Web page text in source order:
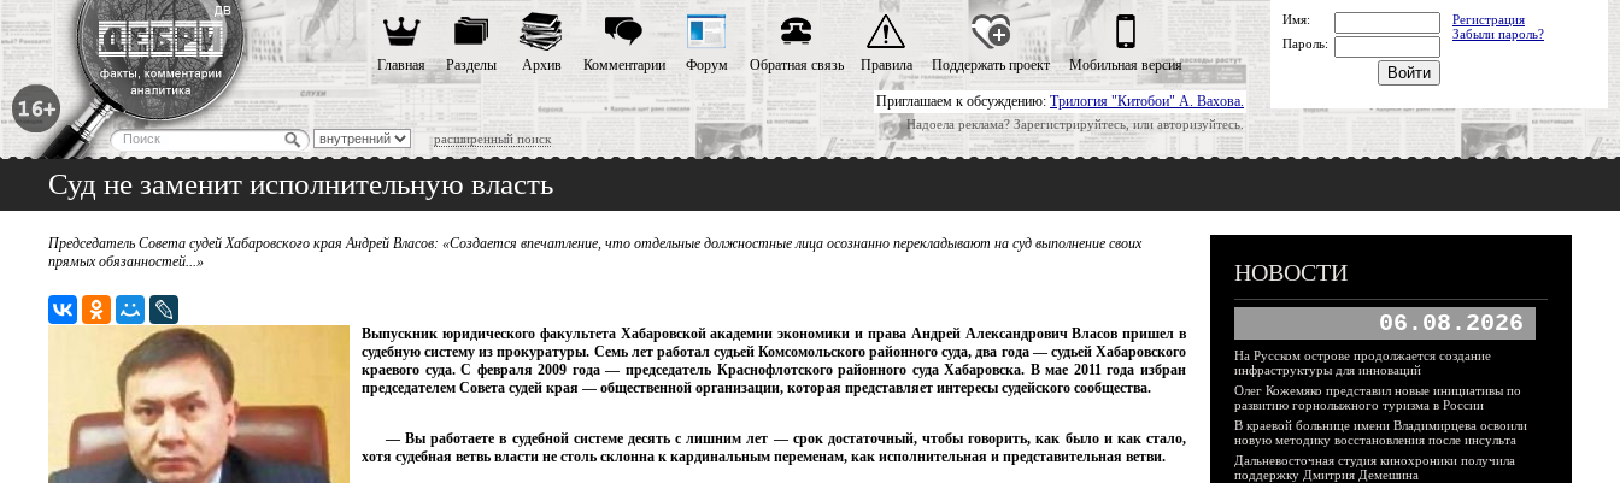
Приглашаем к обсуждению: Трилогия "Китобои" А. Вахова.
Надоела реклама? Зарегистрируйтесь, или авторизуйтесь.
расширенный поиск
Главная Разделы Архив Комментарии Форум Обратная связь Правила Поддержать проект Мобильная версия
Имя:
Регистрация
Забыли пароль?
Пароль:
Суд не заменит исполнительную власть
Председатель Совета судей Хабаровского края Андрей Власов: «Создается впечатление, что отдельные должностные лица осознанно перекладывают на суд выполнение своих
прямых обязанностей...»
Выпускник юридического факультета Хабаровской академии экономики и права Андрей Александрович Власов пришел в
судебную систему из прокуратуры. Семь лет работал судьей Комсомольского районного суда, два года — судьей Хабаровского
краевого суда. С февраля 2009 года — председатель Краснофлотского районного суда Хабаровска. В мае 2011 года избран
председателем Совета судей края — общественной организации, которая представляет интересы судейского сообщества.
— Вы работаете в судебной системе десять с лишним лет — срок достаточный, чтобы говорить, как было и как стало,
хотя судебная ветвь власти не столь склонна к кардинальным переменам, как исполнительная и представительная ветви.
НОВОСТИ
06.08.2026
На Русском острове продолжается создание
инфраструктуры для инноваций
Олег Кожемяко представил новые инициативы по
развитию горнолыжного туризма в России
В краевой больнице имени Владимирцева освоили
новую методику восстановления после инсульта
Дальневосточная студия кинохроники получила
поддержку Дмитрия Демешина